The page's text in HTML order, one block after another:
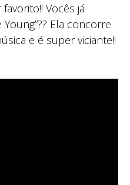
Vocês já
Ela concorre
e é super viciante!!